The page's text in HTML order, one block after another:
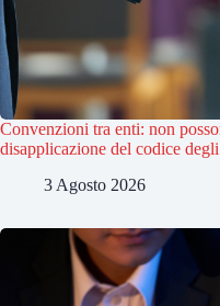
Convenzioni tra enti: non
disapplicazione del codice
3 Agosto 2026